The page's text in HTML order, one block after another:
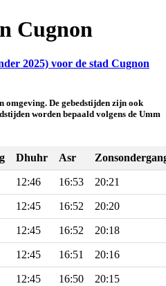
Cugnon
2025) voor de stad Cugnon
omgeving. De gebedstijden zijn ook
worden bepaald volgens de Umm
Dhuhr Asr
12:46 16:53 20:21
12:45 16:52 20:20
12:45 16:52 20:18
12:45 16:51 20:16
12:45 16:50 20:15